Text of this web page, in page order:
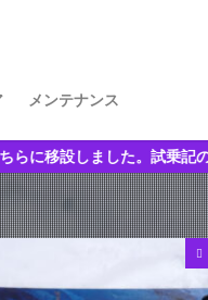
メンテナンス
乗記の検索機能を強化して